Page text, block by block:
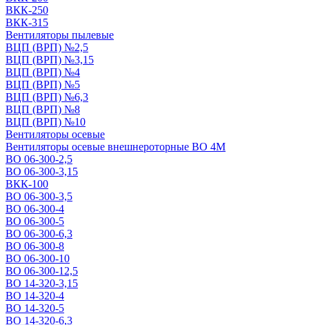
ВКК-250
ВКК-315
Вентиляторы пылевые
ВЦП (ВРП) №2,5
ВЦП (ВРП) №3,15
ВЦП (ВРП) №4
ВЦП (ВРП) №5
ВЦП (ВРП) №6,3
ВЦП (ВРП) №8
ВЦП (ВРП) №10
Вентиляторы осевые
Вентиляторы осевые внешнероторные ВО 4М
ВО 06-300-2,5
ВО 06-300-3,15
ВКК-100
ВО 06-300-3,5
ВО 06-300-4
ВО 06-300-5
ВО 06-300-6,3
ВО 06-300-8
ВО 06-300-10
ВО 06-300-12,5
ВО 14-320-3,15
ВО 14-320-4
ВО 14-320-5
ВО 14-320-6,3